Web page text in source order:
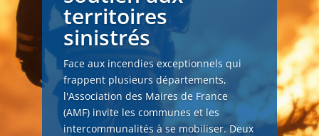
territoires
sinistrés
Face aux incendies exceptionnels qui
frappent plusieurs départements,
l'Association des Maires de France
(AMF) invite les communes et les
intercommunalités à se mobiliser. Deux